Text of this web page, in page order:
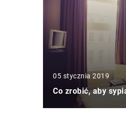
05 stycznia 2019
Co zrobić, aby